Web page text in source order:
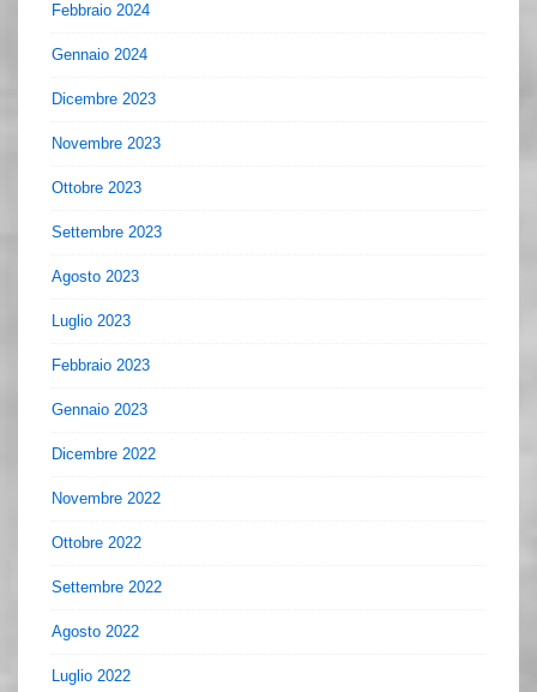
Febbraio 2024
Gennaio 2024
Dicembre 2023
Novembre 2023
Ottobre 2023
Settembre 2023
Agosto 2023
Luglio 2023
Febbraio 2023
Gennaio 2023
Dicembre 2022
Novembre 2022
Ottobre 2022
Settembre 2022
Agosto 2022
Luglio 2022